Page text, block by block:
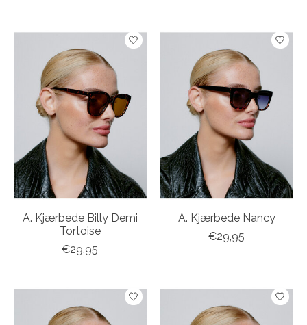
A. Kjærbede Billy Demi
Tortoise
€29,95
A. Kjærbede Nancy
€29,95